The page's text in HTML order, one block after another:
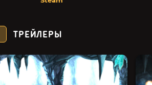
ТРЕЙЛЕРЫ